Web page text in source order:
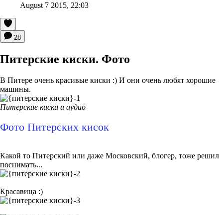
August 7 2015, 22:03
28
Питерские киски. Фото
В Питере очень красивые киски :) И они очень любят хорошие
машины.
Питерские киски и аудио
Фото Питерских кисок
Какой то Питерский или даже Московский, блогер, тоже решил
поснимать...
Красавица :)